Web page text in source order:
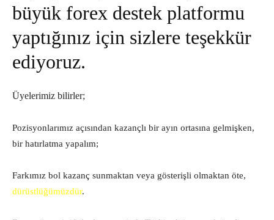
büyük forex destek platformu
yaptığınız için sizlere teşekkür
ediyoruz.
Üyelerimiz bilirler;
Pozisyonlarımız açısından kazançlı bir ayın ortasına gelmişken,
bir hatırlatma yapalım;
Farkımız bol kazanç sunmaktan veya gösterişli olmaktan öte,
dürüstlüğümüzdür.